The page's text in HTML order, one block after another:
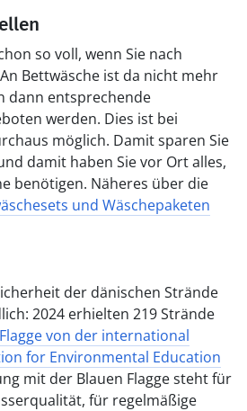
so voll, wenn Sie nach
Bettwäsche ist da nicht mehr
dann entsprechende
werden. Dies ist bei
möglich. Damit sparen Sie
damit haben Sie vor Ort alles,
benötigen. Näheres über die
und Wäschepaketen
der dänischen Strände
2024 erhielten 219 Strände
von der international
for Environmental Education
mit der Blauen Flagge steht für
für regelmäßige